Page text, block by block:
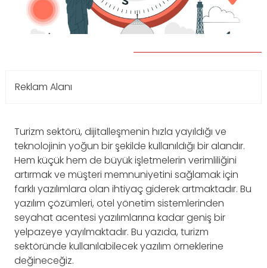
Reklam Alanı
Turizm sektörü, dijitalleşmenin hızla yayıldığı ve
teknolojinin yoğun bir şekilde kullanıldığı bir alandır.
Hem küçük hem de büyük işletmelerin verimliliğini
artırmak ve müşteri memnuniyetini sağlamak için
farklı yazılımlara olan ihtiyaç giderek artmaktadır. Bu
yazılım çözümleri, otel yönetim sistemlerinden
seyahat acentesi yazılımlarına kadar geniş bir
yelpazeye yayılmaktadır. Bu yazıda, turizm
sektöründe kullanılabilecek yazılım örneklerine
değineceğiz.